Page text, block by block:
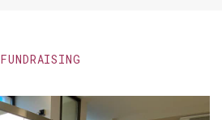
FUNDRAISING